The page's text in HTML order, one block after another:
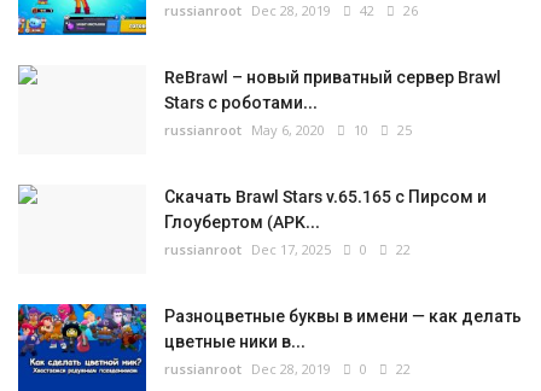
russianroot Dec 28, 2019 42 26
ReBrawl – новый приватный сервер Brawl
Stars с роботами...
russianroot May 6, 2020 10 25
Скачать Brawl Stars v.65.165 с Пирсом и
Глоубертом (APK...
russianroot Dec 17, 2025 0 22
Разноцветные буквы в имени — как делать
цветные ники в...
russianroot Dec 28, 2019 0 22